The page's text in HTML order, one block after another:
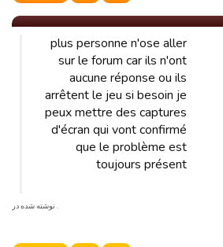
plus personne n'ose aller
sur le forum car ils n'ont
aucune réponse ou ils
arrêtent le jeu si besoin je
peux mettre des captures
d'écran qui vont confirmé
que le problème est
toujours présent
. نوشته شده در